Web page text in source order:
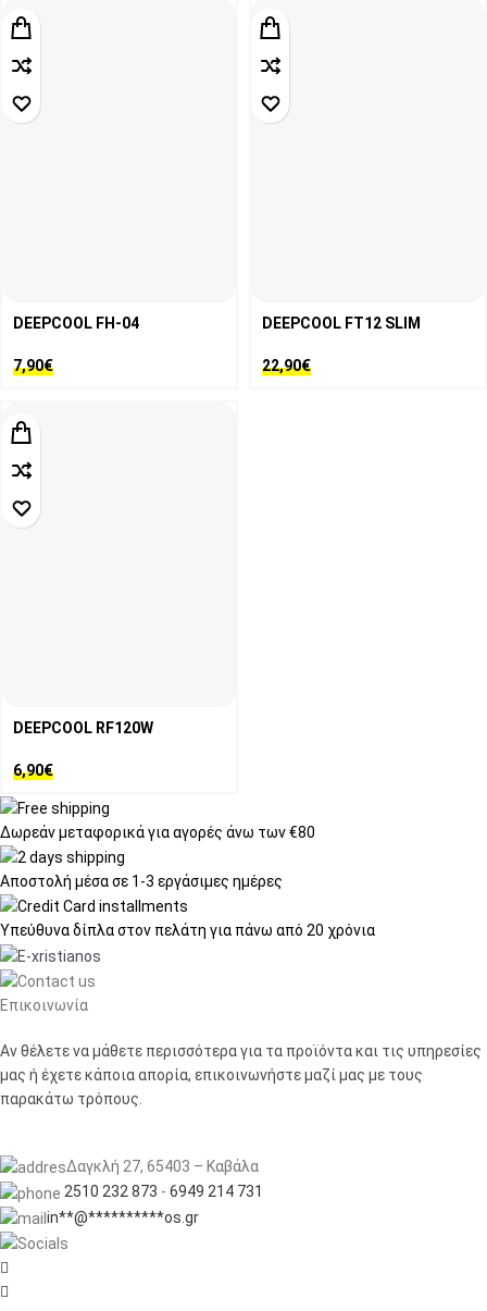
DEEPCOOL FH-04
7,90€
DEEPCOOL FT12 SLIM
22,90€
DEEPCOOL RF120W
6,90€
Δωρεάν μεταφορικάγια αγορές άνω των €80
Αποστολή μέσα σε 1-3 εργάσιμες ημέρες
Υπεύθυνα δίπλα στον πελάτη για πάνω από 20 χρόνια
Επικοινωνία
Αν θέλετε να μάθετε περισσότερα για τα προϊόντα και τις υπηρεσίες
μας ή έχετε κάποια απορία, επικοινωνήστε μαζί μας με τους
παρακάτω τρόπους.
Δαγκλή 27, 65403 – Καβάλα
2510 232 873 - 6949 214 731
in**@**********os.gr

